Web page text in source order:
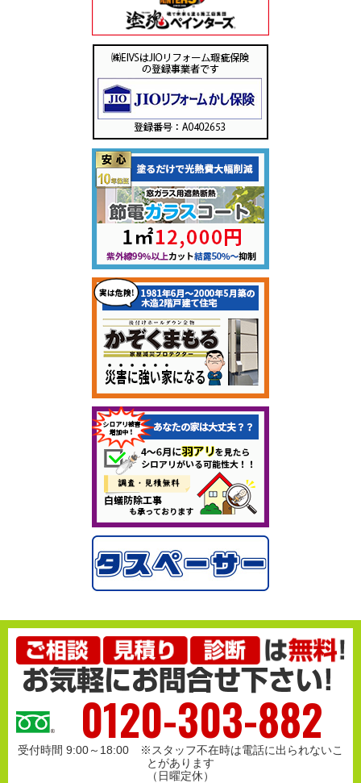
0120-303-882
受付時間 9:00～18:00 ※スタッフ不在時は電話に出られないこ
とがあります
（日曜定休）